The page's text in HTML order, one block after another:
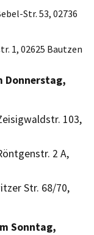
Str. 53, 02736
1, 02625 Bautzen
Donnerstag,
103,
2 A,
Str. 68/70,
Sonntag,